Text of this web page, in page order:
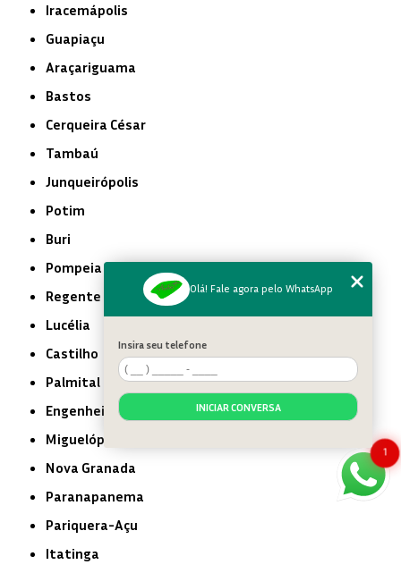
Iracemápolis
Guapiaçu
Araçariguama
Bastos
Cerqueira César
Tambaú
Junqueirópolis
Potim
Buri
Pompeia
Regente Feijó
Lucélia
Castilho
Palmital
Engenheiro Coelho
Miguelópolis
Nova Granada
Paranapanema
Pariquera-Açu
Itatinga
1
Olá! Fale agora pelo WhatsApp
Insira seu telefone
INICIAR CONVERSA